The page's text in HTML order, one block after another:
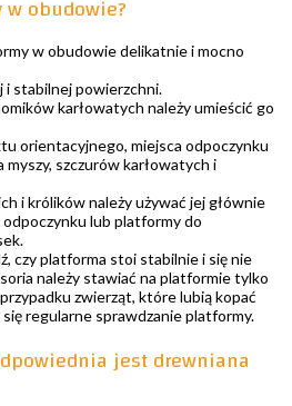
obudowie?
w obudowie delikatnie i mocno
i stabilnej powierzchni.
karłowatych należy umieścić go
orientacyjnego, miejsca odpoczynku
szczurów karłowatych i
i królików należy używać jej głównie
lub platformy do
czy platforma stoi stabilnie i się nie
należy stawiać na platformie tylko
zwierząt, które lubią kopać
się regularne sprawdzanie platformy.
jest drewniana